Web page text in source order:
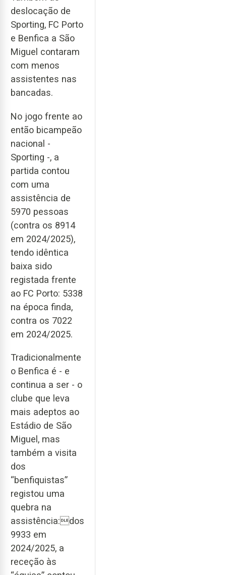
deslocação de
Sporting, FC Porto
e Benfica a São
Miguel contaram
com menos
assistentes nas
bancadas.
No jogo frente ao
então bicampeão
nacional -
Sporting -, a
partida contou
com uma
assistência de
5970 pessoas
(contra os 8914
em 2024/2025),
tendo idêntica
baixa sido
registada frente
ao FC Porto: 5338
na época finda,
contra os 7022
em 2024/2025.
Tradicionalmente
o Benfica é - e
continua a ser - o
clube que leva
mais adeptos ao
Estádio de São
Miguel, mas
também a visita
dos
“benfiquistas”
registou uma
quebra na
assistência:dos
9933 em
2024/2025, a
receção às